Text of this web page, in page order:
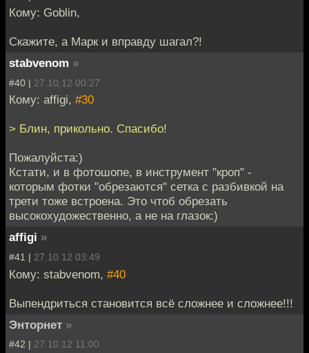
Кому: Goblin,
Скажите, а Марк и вправду шагал?!
stabvenom »
#40 | 27.10.12 00:27
Кому: affigi, #30
> Блин, прикольно. Спасибо!
Пожалуйста:)
Кстати, и в фотошопе, в инструмент "кроп" -
которым фотки "обрезаются" сетка с разбивкой на
трети тоже встроена. Это чтоб обрезать
высокохудожественно, а не на глазок:)
affigi »
#41 | 27.10.12 03:49
Кому: stabvenom, #40
Выпендриться становится всё сложнее и сложнее!!!
Энторнет »
#42 | 27.10.12 11:00